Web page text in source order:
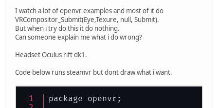
I watch a lot of openvr examples and most of it do
VRCompositor_Submit(Eye,Texure, null, Submit).
But when i try do this it do nothing.
Can someone explain me what i do wrong?
Headset Oculus rift dk1.
Code below runs steamvr but dont draw what i want.
package openvr;